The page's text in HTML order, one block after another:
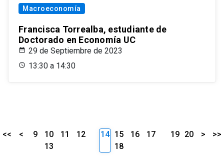
Macroeconomía
Francisca Torrealba, estudiante de
Doctorado en Economía UC
29 de Septiembre de 2023
13:30 a 14:30
<< < 9 10 11
12
13
14 15 16
17
18
19 20 > >>